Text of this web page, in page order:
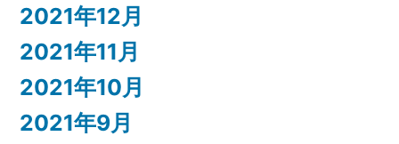
2021年12月
2021年11月
2021年10月
2021年9月